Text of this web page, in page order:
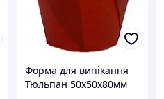
Форма для випікання
Тюльпан 50х50х80мм